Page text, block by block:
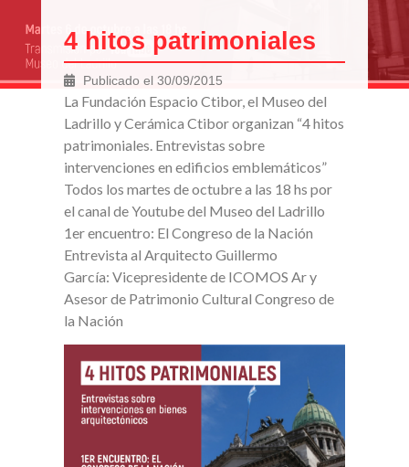
4 hitos patrimoniales
Publicado el 30/09/2015
La Fundación Espacio Ctibor, el Museo del
Ladrillo y Cerámica Ctibor organizan “4 hitos
patrimoniales. Entrevistas sobre
intervenciones en edificios emblemáticos”
Todos los martes de octubre a las 18 hs por
el canal de Youtube del Museo del Ladrillo
1er encuentro: El Congreso de la Nación
Entrevista al Arquitecto Guillermo
García: Vicepresidente de ICOMOS Ar y
Asesor de Patrimonio Cultural Congreso de
la Nación